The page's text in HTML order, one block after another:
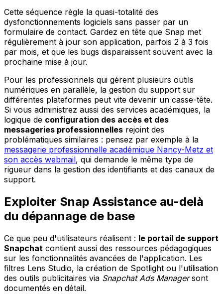
Cette séquence règle la quasi-totalité des
dysfonctionnements logiciels sans passer par un
formulaire de contact. Gardez en tête que Snap met
régulièrement à jour son application, parfois 2 à 3 fois
par mois, et que les bugs disparaissent souvent avec la
prochaine mise à jour.
Pour les professionnels qui gèrent plusieurs outils
numériques en parallèle, la gestion du support sur
différentes plateformes peut vite devenir un casse-tête.
Si vous administrez aussi des services académiques, la
logique de configuration des accès et des
messageries professionnelles rejoint des
problématiques similaires : pensez par exemple à la
messagerie professionnelle académique Nancy-Metz et
son accès webmail, qui demande le même type de
rigueur dans la gestion des identifiants et des canaux de
support.
Exploiter Snap Assistance au-delà
du dépannage de base
Ce que peu d'utilisateurs réalisent : le portail de support
Snapchat contient aussi des ressources pédagogiques
sur les fonctionnalités avancées de l'application. Les
filtres Lens Studio, la création de Spotlight ou l'utilisation
des outils publicitaires via Snapchat Ads Managersont
documentés en détail.